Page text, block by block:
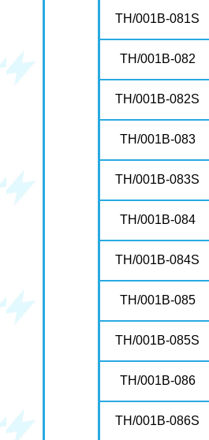
TH/001B-081S
TH/001B-082
TH/001B-082S
TH/001B-083
TH/001B-083S
TH/001B-084
TH/001B-084S
TH/001B-085
TH/001B-085S
TH/001B-086
TH/001B-086S